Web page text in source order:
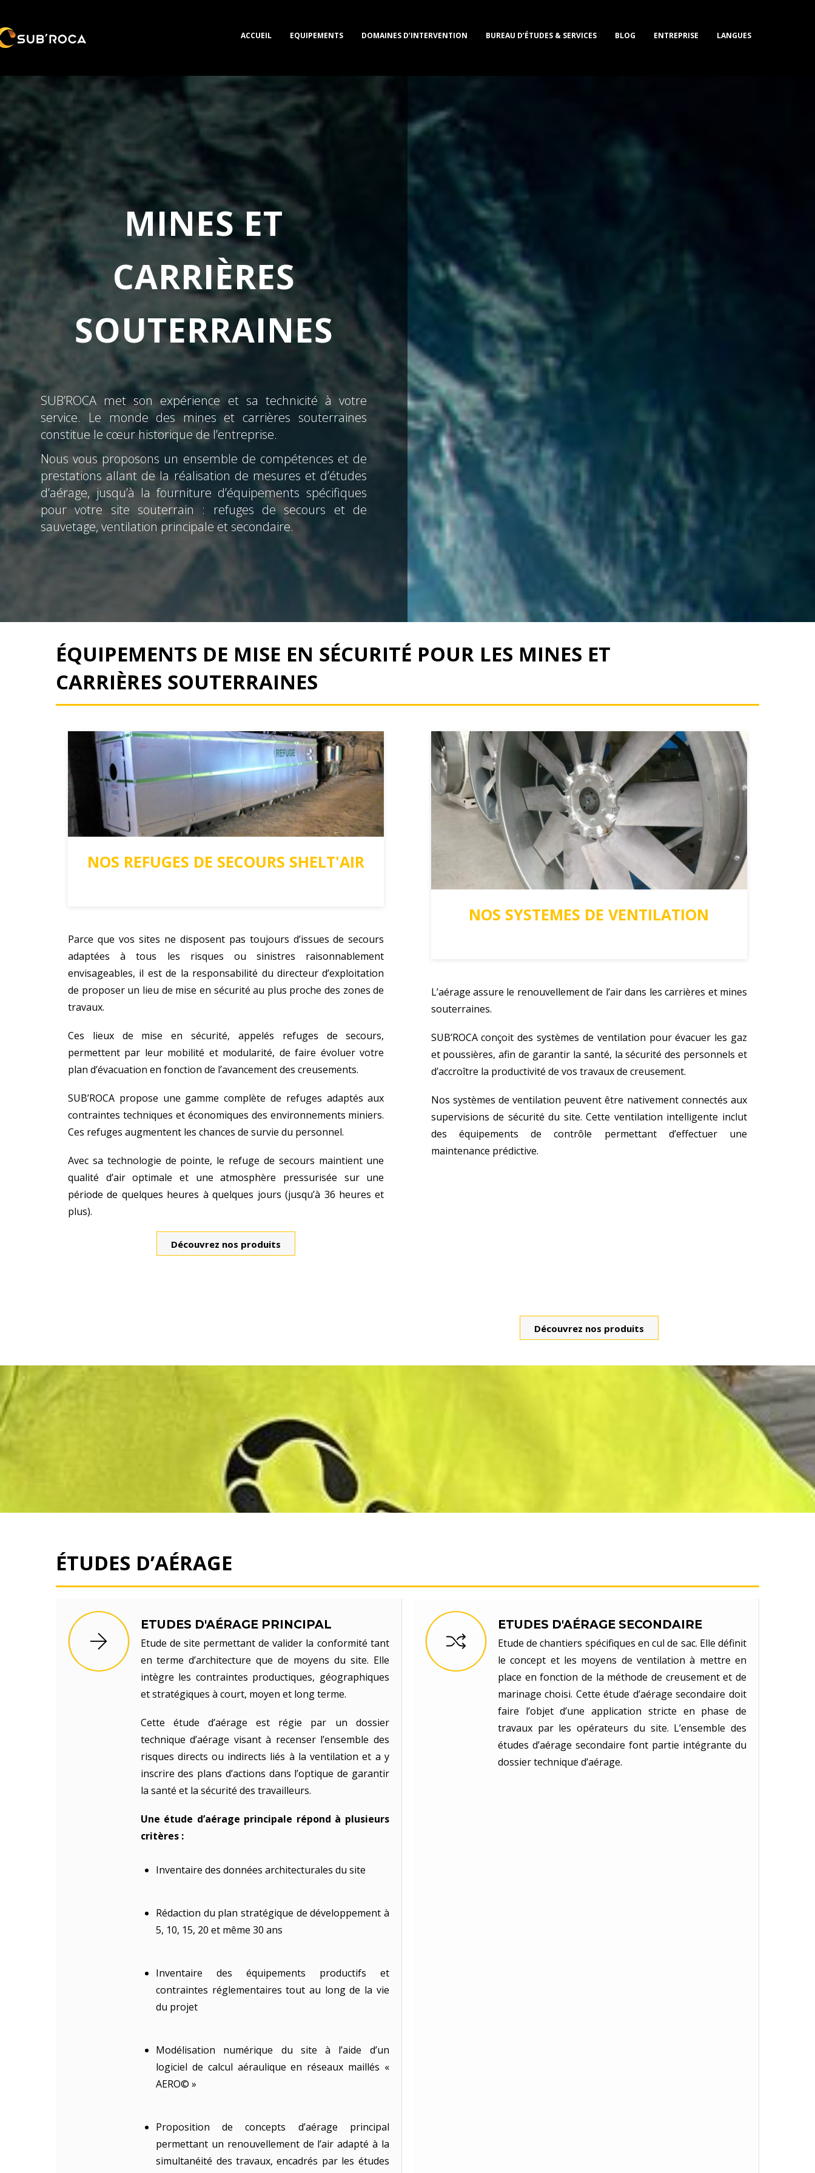
ACCUEIL EQUIPEMENTS DOMAINES D’INTERVENTION BUREAU D’ÉTUDES & SERVICES BLOG ENTREPRISE LANGUES
MINES ET
CARRIÈRES
SOUTERRAINES
SUB’ROCA met son expérience et sa technicité à votre
service. Le monde des mines et carrières souterraines
constitue le cœur historique de l’entreprise.
Nous vous proposons un ensemble de compétences et de
prestations allant de la réalisation de mesures et d’études
d’aérage, jusqu’à la fourniture d’équipements spécifiques
pour votre site souterrain : refuges de secours et de
sauvetage, ventilation principale et secondaire.
ÉQUIPEMENTS DE MISE EN SÉCURITÉ POUR LES MINES ET
CARRIÈRES SOUTERRAINES
NOS REFUGES DE SECOURS SHELT'AIR
Parce que vos sites ne disposent pas toujours d’issues de secours
adaptées à tous les risques ou sinistres raisonnablement
envisageables, il est de la responsabilité du directeur d’exploitation
de proposer un lieu de mise en sécurité au plus proche des zones de
travaux.
Ces lieux de mise en sécurité, appelés refuges de secours,
permettent par leur mobilité et modularité, de faire évoluer votre
plan d’évacuation en fonction de l’avancement des creusements.
SUB’ROCA propose une gamme complète de refuges adaptés aux
contraintes techniques et économiques des environnements miniers.
Ces refuges augmentent les chances de survie du personnel.
Avec sa technologie de pointe, le refuge de secours maintient une
qualité d’air optimale et une atmosphère pressurisée sur une
période de quelques heures à quelques jours (jusqu’à 36 heures et
plus).
Découvrez nos produits
NOS SYSTEMES DE VENTILATION
L’aérage assure le renouvellement de l’air dans les carrières et mines
souterraines.
SUB’ROCA conçoit des systèmes de ventilation pour évacuer les gaz
et poussières, afin de garantir la santé, la sécurité des personnels et
d’accroître la productivité de vos travaux de creusement.
Nos systèmes de ventilation peuvent être nativement connectés aux
supervisions de sécurité du site. Cette ventilation intelligente inclut
des équipements de contrôle permettant d’effectuer une
maintenance prédictive.
Découvrez nos produits
ÉTUDES D’AÉRAGE
ETUDES D'AÉRAGE PRINCIPAL
Etude de site permettant de valider la conformité tant
en terme d’architecture que de moyens du site. Elle
intègre les contraintes productiques, géographiques
et stratégiques à court, moyen et long terme.
Cette étude d’aérage est régie par un dossier
technique d’aérage visant à recenser l’ensemble des
risques directs ou indirects liés à la ventilation et a y
inscrire des plans d’actions dans l’optique de garantir
la santé et la sécurité des travailleurs.
Une étude d’aérage principale répond à plusieurs
critères :
Inventaire des données architecturales du site
Rédaction du plan stratégique de développement à
5, 10, 15, 20 et même 30 ans
Inventaire des équipements productifs et
contraintes réglementaires tout au long de la vie
du projet
Modélisation numérique du site à l’aide d’un
logiciel de calcul aéraulique en réseaux maillés «
AERO© »
Proposition de concepts d’aérage principal
permettant un renouvellement de l’air adapté à la
simultanéité des travaux, encadrés par les études
ETUDES D'AÉRAGE SECONDAIRE
Etude de chantiers spécifiques en cul de sac. Elle définit
le concept et les moyens de ventilation à mettre en
place en fonction de la méthode de creusement et de
marinage choisi. Cette étude d’aérage secondaire doit
faire l’objet d’une application stricte en phase de
travaux par les opérateurs du site. L’ensemble des
études d’aérage secondaire font partie intégrante du
dossier technique d’aérage.